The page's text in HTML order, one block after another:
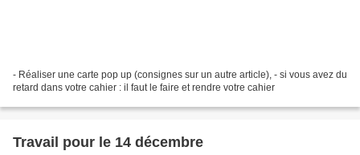
- Réaliser une carte pop up (consignes sur un autre article), - si vous avez du
retard dans votre cahier : il faut le faire et rendre votre cahier
Travail pour le 14 décembre